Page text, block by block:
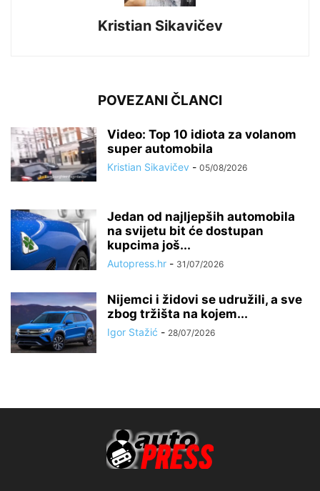
Kristian Sikavičev
POVEZANI ČLANCI
Video: Top 10 idiota za volanom
super automobila
Kristian Sikavičev - 05/08/2026
Jedan od najljepših automobila
na svijetu bit će dostupan
kupcima još...
Autopress.hr - 31/07/2026
Nijemci i židovi se udružili, a sve
zbog tržišta na kojem...
Igor Stažić - 28/07/2026